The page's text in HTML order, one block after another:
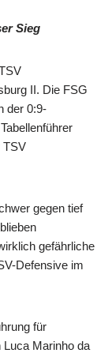
Sieg
II. Die FSG
der 0:9-
TSV
gegen tief
gefährliche
Defensive im
für
Luca Marinho da